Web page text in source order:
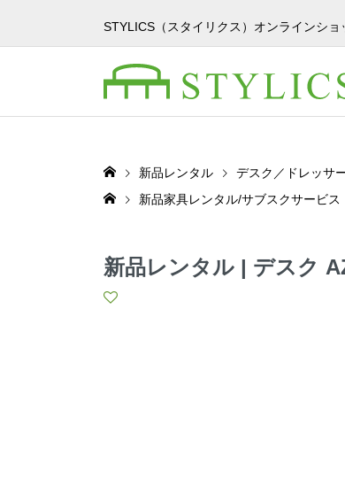
STYLICS（スタイリクス）オンラインショ
新品レンタル デスク／ドレッサ
新品家具レンタル/サブスクサービス
新品レンタル | デスク